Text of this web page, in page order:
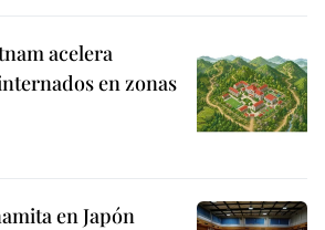
acelera
en zonas
en Japón